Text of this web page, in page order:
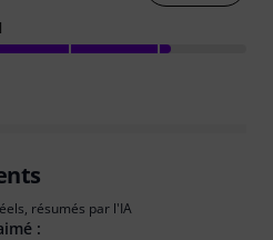
résumés par l'IA
: